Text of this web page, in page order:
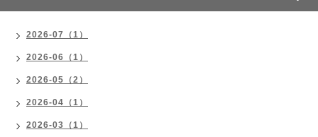
2026-07（1）
2026-06（1）
2026-05（2）
2026-04（1）
2026-03（1）